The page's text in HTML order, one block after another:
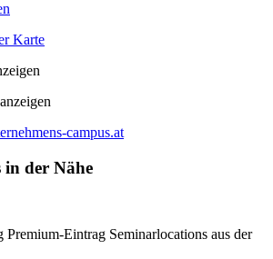
Karte
anzeigen
campus.at
in der Nähe
Eintrag Seminarlocations aus der